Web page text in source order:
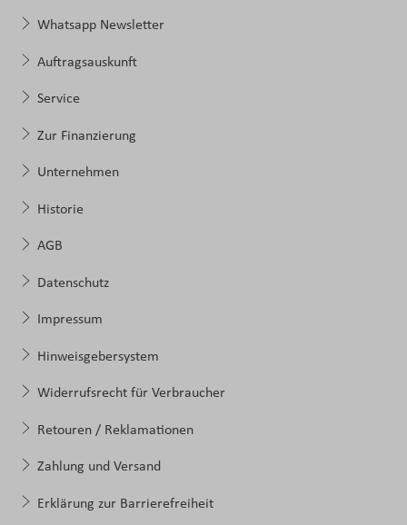
Whatsapp Newsletter
Auftragsauskunft
Service
Zur Finanzierung
Unternehmen
Historie
AGB
Datenschutz
Impressum
Hinweisgebersystem
Widerrufsrecht für Verbraucher
Retouren / Reklamationen
Zahlung und Versand
Erklärung zur Barrierefreiheit